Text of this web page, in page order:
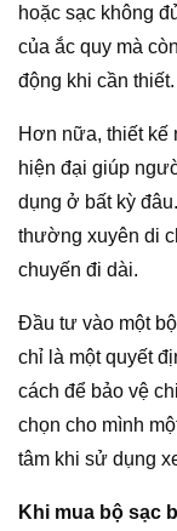
hoặc sạc không
của ắc quy mà
động khi cần thiết.
Hơn nữa, thiết kế
hiện đại giúp
dụng ở bất kỳ
thường xuyên di
chuyến đi dài.
Đầu tư vào một
chỉ là một quyết
cách để bảo vệ
chọn cho mình
tâm khi sử dụng
Khi mua bộ sạc